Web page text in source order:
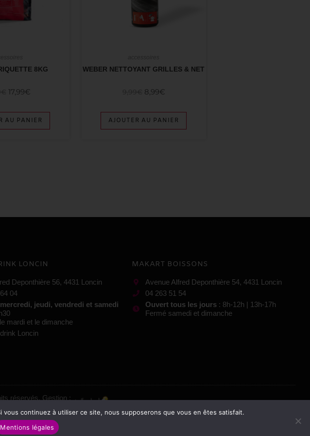
8KG
17,99€
AU PANIER
WEBER NETTOYANT GRILLES & NET
8,99€
AJOUTER AU PANIER
LONCIN
Deponthière 56, 4431 Loncin
04
jeudi, vendredi et samedi
mardi et le dimanche
Loncin
MAKART BOISSONS
Avenue Alfred Deponthière 54, 4431 Loncin
04 263 51 54
Ouvert tous les jours: 8h-12h | 13h-17h
Fermé samedi et dimanche
réservés. Gestion :
de vente
continuez à utiliser ce site, nous supposerons que vous en êtes satisfait.
Mentions légales